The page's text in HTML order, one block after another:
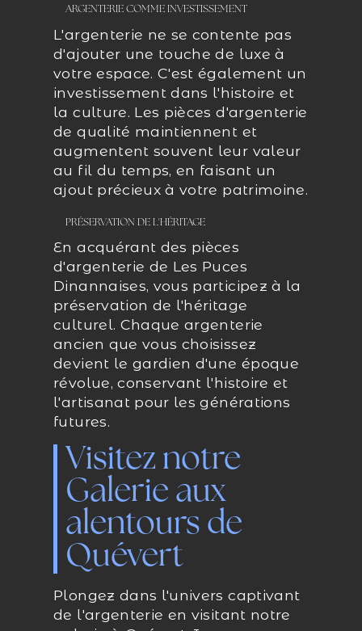
ARGENTERIE COMME INVESTISSEMENT
L'argenterie ne se contente pas
d'ajouter une touche de luxe à
votre espace. C'est également un
investissement dans l'histoire et
la culture. Les pièces d'argenterie
de qualité maintiennent et
augmentent souvent leur valeur
au fil du temps, en faisant un
ajout précieux à votre patrimoine.
PRÉSERVATION DE L'HÉRITAGE
En acquérant des pièces
d'argenterie de Les Puces
Dinannaises, vous participez à la
préservation de l'héritage
culturel. Chaque argenterie
ancien que vous choisissez
devient le gardien d'une époque
révolue, conservant l'histoire et
l'artisanat pour les générations
futures.
Visitez notre
Galerie aux
alentours de
Quévert
Plongez dans l'univers captivant
de l'argenterie en visitant notre